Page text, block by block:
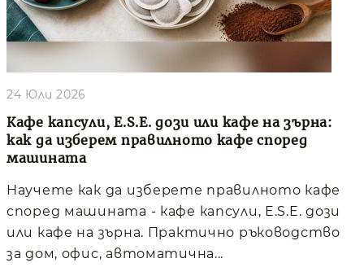
Кафе капсули, E.S.E. дози или кафе на зърна:
как да изберем правилното кафе според
машината
24 Юли 2026
Научете как да изберете правилното кафе
според машината - кафе капсули, E.S.E. дози
или кафе на зърна. Практично ръководство
за дом, офис, автоматична...